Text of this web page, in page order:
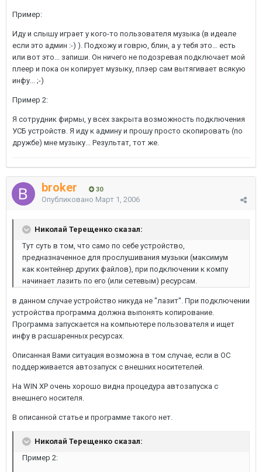
Пример:
Иду и слышу играет у кого-то пользователя музыка (в идеале
если это админ :-) ). Подхожу и говрю, блин, а у тебя это… есть
или вот это... запиши. Он ничего не подозревая подключает мой
плеер и пока он копирует музыку, плэер сам вытягивает всякую
инфу... ;-)
Пример 2:
Я сотрудник фирмы, у всех закрыта возможность подключения
УСБ устройств. Я иду к админу и прошу просто скопировать (по
дружбе) мне музыку... Результат, тот же.
broker 30
Опубликовано Март 1, 2006
Николай Терещенко сказал:
Тут суть в том, что само по себе устройство,
предназначенное для прослушивания музыки (максимум
как контейнер других файлов), при подключении к компу
начинает лазить по его (или сетевым) ресурсам.
в данном случае устройство никуда не "лазит". При подключении
устройства программа должна выпонять копирование.
Программа запускается на компьютере пользователя и ищет
инфу в расшаренных ресурсах.
Описанная Вами ситуация возможна в том случае, если в ОС
поддерживается автозапуск с внешних носитетелей.
На WIN XP очень хорошо видна процедура автозапуска с
внешнего носителя.
В описанной статье и программе такого нет.
Николай Терещенко сказал:
Пример 2: